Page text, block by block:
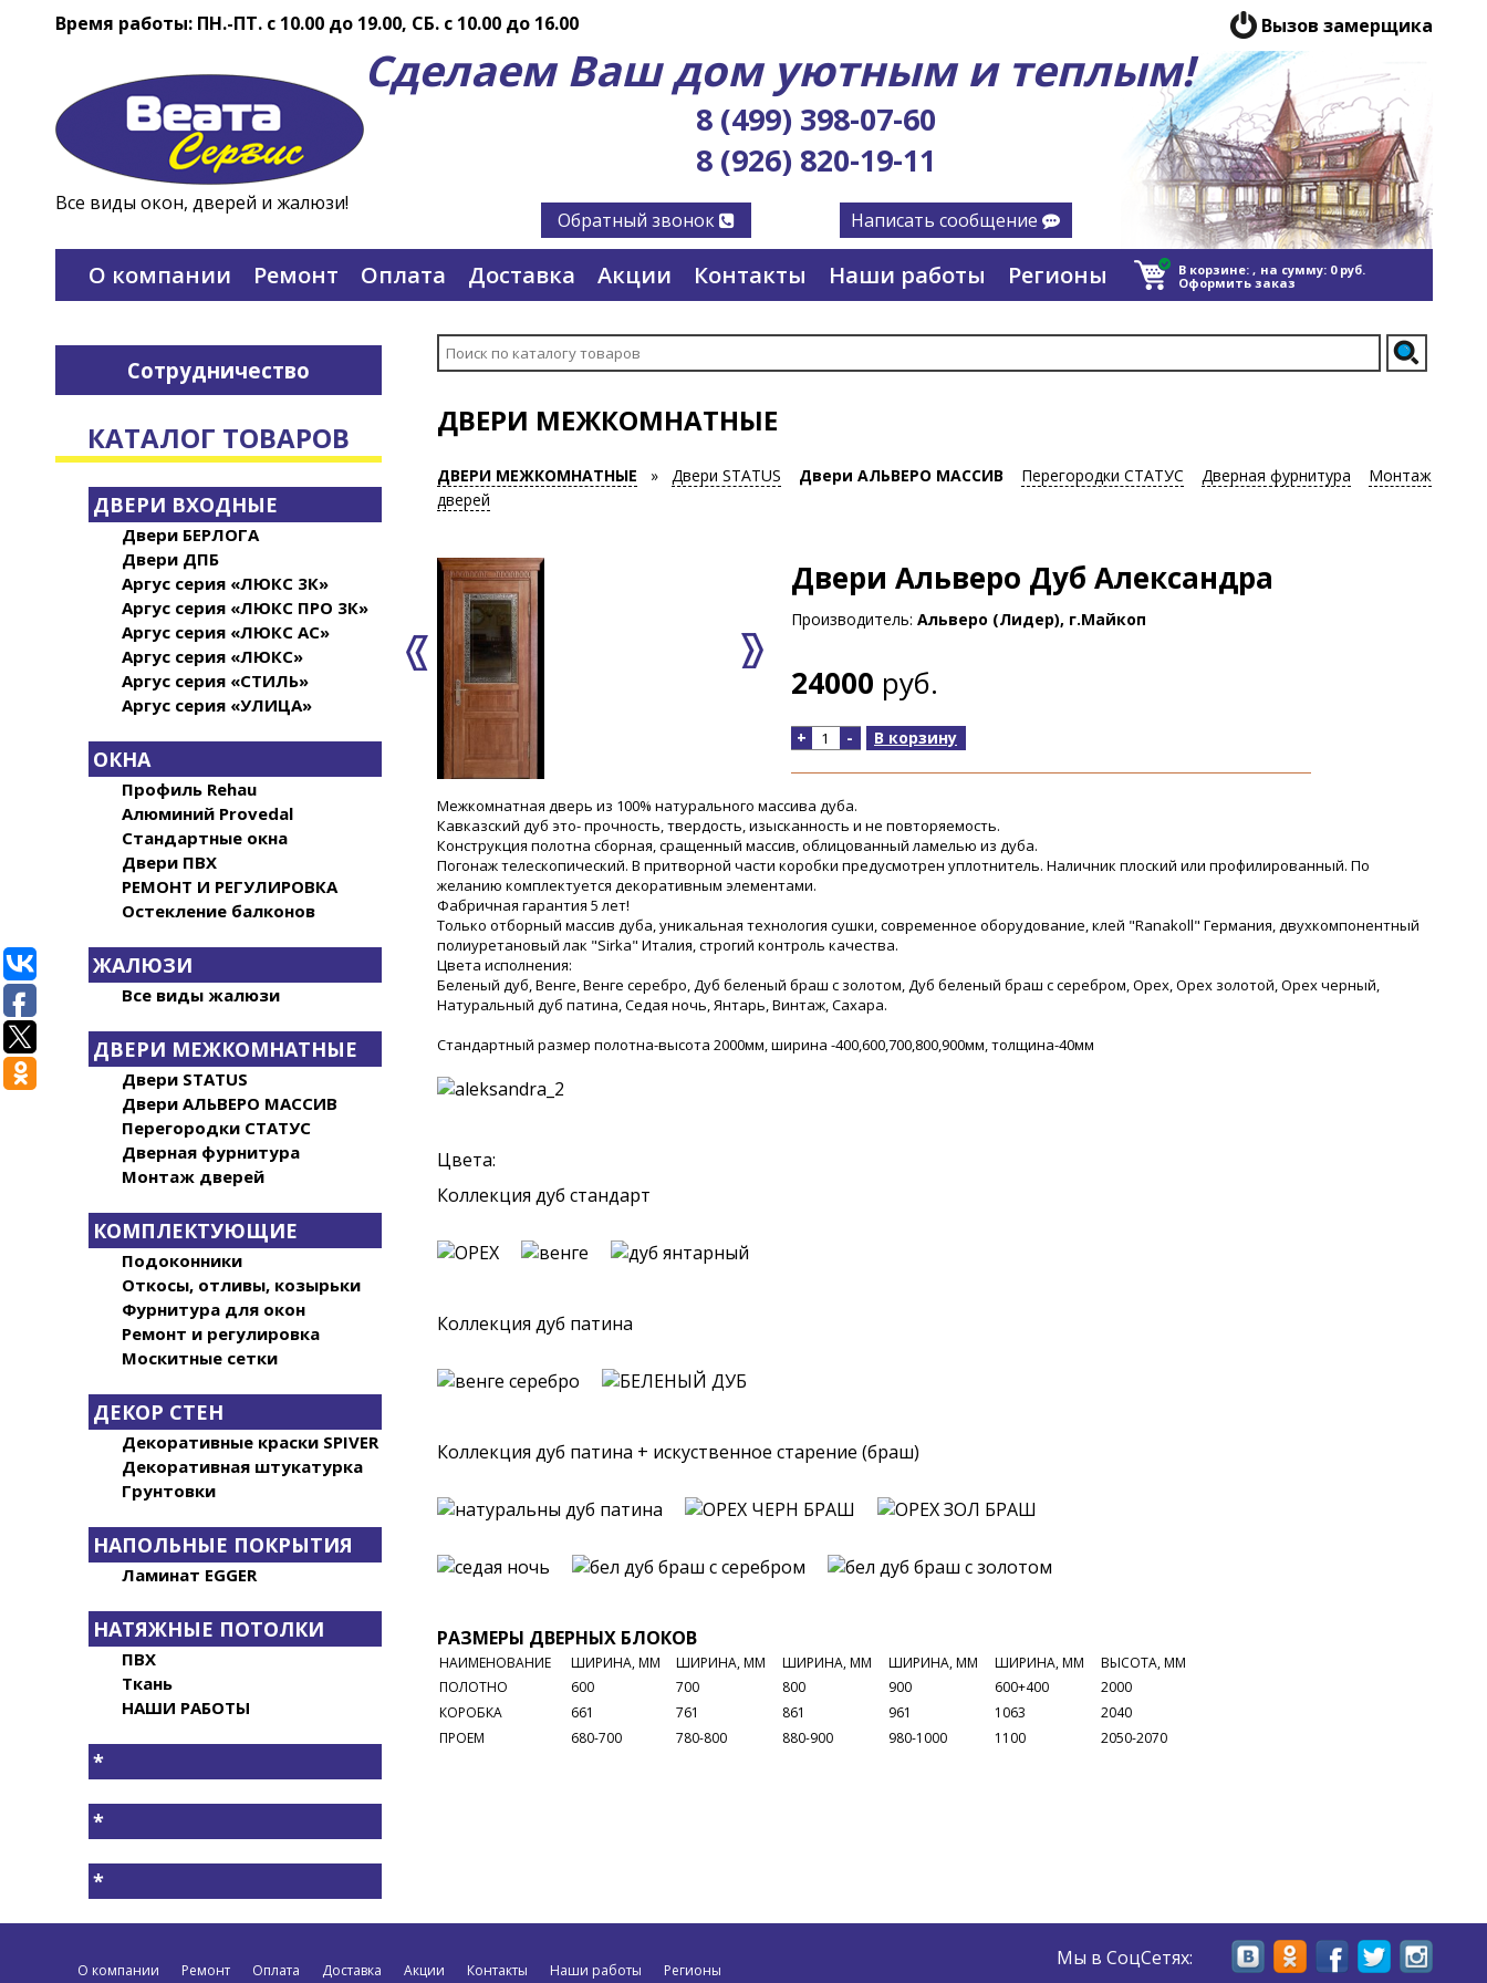
Время работы: ПН.-ПТ. c 10.00 до 19.00, СБ. с 10.00 до 16.00 Вызов замерщика
Все виды окон, дверей и жалюзи!
Сделаем Ваш дом уютным и теплым!
8 (499) 398-07-60
8 (926) 820-19-11
Обратный звонок Написать сообщение
О компании Ремонт Оплата Доставка Акции Контакты Наши работы Регионы В корзине: , на сумму: 0руб.
Оформить заказ
Сотрудничество
КАТАЛОГ ТОВАРОВ
ДВЕРИ ВХОДНЫЕ
Двери БЕРЛОГА
Двери ДПБ
Аргус серия «ЛЮКС 3К»
Аргус серия «ЛЮКС ПРО 3К»
Аргус серия «ЛЮКС АС»
Аргус серия «ЛЮКС»
Аргус серия «СТИЛЬ»
Аргус серия «УЛИЦА»
ОКНА
Профиль Rehau
Алюминий Provedal
Стандартные окна
Двери ПВХ
РЕМОНТ И РЕГУЛИРОВКА
Остекление балконов
ЖАЛЮЗИ
Все виды жалюзи
ДВЕРИ МЕЖКОМНАТНЫЕ
Двери STATUS
Двери АЛЬВЕРО МАССИВ
Перегородки СТАТУС
Дверная фурнитура
Монтаж дверей
КОМПЛЕКТУЮЩИЕ
Подоконники
Откосы, отливы, козырьки
Фурнитура для окон
Ремонт и регулировка
Москитные сетки
ДЕКОР СТЕН
Декоративные краски SPIVER
Декоративная штукатурка
Грунтовки
НАПОЛЬНЫЕ ПОКРЫТИЯ
Ламинат EGGER
НАТЯЖНЫЕ ПОТОЛКИ
ПВХ
Ткань
НАШИ РАБОТЫ
*
*
*
ДВЕРИ МЕЖКОМНАТНЫЕ
ДВЕРИ МЕЖКОМНАТНЫЕ » Двери STATUS Двери АЛЬВЕРО МАССИВ Перегородки СТАТУС Дверная фурнитура
Монтаж
дверей
Двери Альверо Дуб Александра
Производитель: Альверо (Лидер), г.Майкоп
24000 руб.
+ - В корзину
Межкомнатная дверь из 100% натурального массива дуба.
Кавказский дуб это- прочность, твердость, изысканность и не повторяемость.
Конструкция полотна сборная, сращенный массив, облицованный ламелью из дуба.
Погонаж телескопический. В притворной части коробки предусмотрен уплотнитель. Наличник плоский или профилированный. По
желанию комплектуется декоративным элементами.
Фабричная гарантия 5 лет!
Только отборный массив дуба, уникальная технология сушки, современное оборудование, клей "Ranakoll" Германия, двухкомпонентный
полиуретановый лак "Sirka" Италия, строгий контроль качества.
Цвета исполнения:
Беленый дуб, Венге, Венге серебро, Дуб беленый браш с золотом, Дуб беленый браш с серебром, Орех, Орех золотой, Орех черный,
Натуральный дуб патина, Седая ночь, Янтарь, Винтаж, Сахара.
Стандартный размер полотна-высота 2000мм, ширина -400,600,700,800,900мм, толщина-40мм
Цвета:
Коллекция дуб стандарт
Коллекция дуб патина
Коллекция дуб патина + искуственное старение (браш)
РАЗМЕРЫ ДВЕРНЫХ БЛОКОВ
НАИМЕНОВАНИЕ ШИРИНА, ММ ШИРИНА, ММ ШИРИНА, ММ ШИРИНА, ММ ШИРИНА, ММ
ВЫСОТА, ММ
ПОЛОТНО
600 700 800 900 600+400
2000
КОРОБКА
661 761 861 961 1063
2040
ПРОЕМ
680-700 780-800 880-900 980-1000 1100 2050-2070
О компании Ремонт Оплата Доставка Акции Контакты Наши работы Регионы
Мы в СоцСетях: